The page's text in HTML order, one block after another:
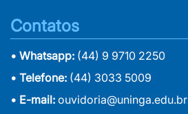
Contatos
• Whatsapp: (44) 9 9710 2250
• Telefone: (44) 3033 5009
• E-mail: ouvidoria@uninga.edu.br